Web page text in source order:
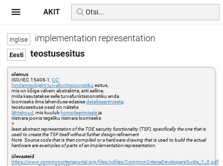
implementation representation
teostusesitus
olemus
ISO/IEC 15408-1,CC:
hindamisobjekti turvafunktsioonistiku esitus,
mis on kõige vähem abstraktne, eriti selline,
mida kasutatakse selle turvafunktsioonistiku enda
loomiseks ilma lahenduse edasisedetailiseerimiseta;
teostusesituse osad on näiteks
lähtekood , mis kuulub kompileerimiseleja
riistvara joonis tegeliku riistvara loomiseks
=
least abstract representation of the TOE security functionality (TSF), specifically the one that is
used to create the TSF itself without further design refinement
Note. Source code that is then compiled or a hardware drawing that is used to build the actual
hardware are examples of parts of an implementation representation.
ülevaateid
https://www.commoncriteriaportal.org/files/ccfiles/CommonCriteriaDevelopersGuide_1_0.pdf
AKIT